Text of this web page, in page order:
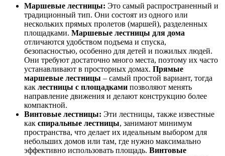
Маршевые лестницы: Это самый распространенный и
традиционный тип. Они состоят из одного или
нескольких прямых пролетов (маршей), разделенных
площадками. Маршевые лестницы для дома
отличаются удобством подъема и спуска,
безопасностью, особенно для детей и пожилых людей.
Они требуют достаточно много места, поэтому их часто
устанавливают в просторных домах. Прямые
маршевые лестницы – самый простой вариант, тогда
как лестницы с площадками позволяют менять
направление движения и делают конструкцию более
компактной.
Винтовые лестницы: Эти лестницы, также известные
как спиральные лестницы, занимают минимум
пространства, что делает их идеальным выбором для
небольших домов или там, где нужно максимально
эффективно использовать площадь. Винтовые